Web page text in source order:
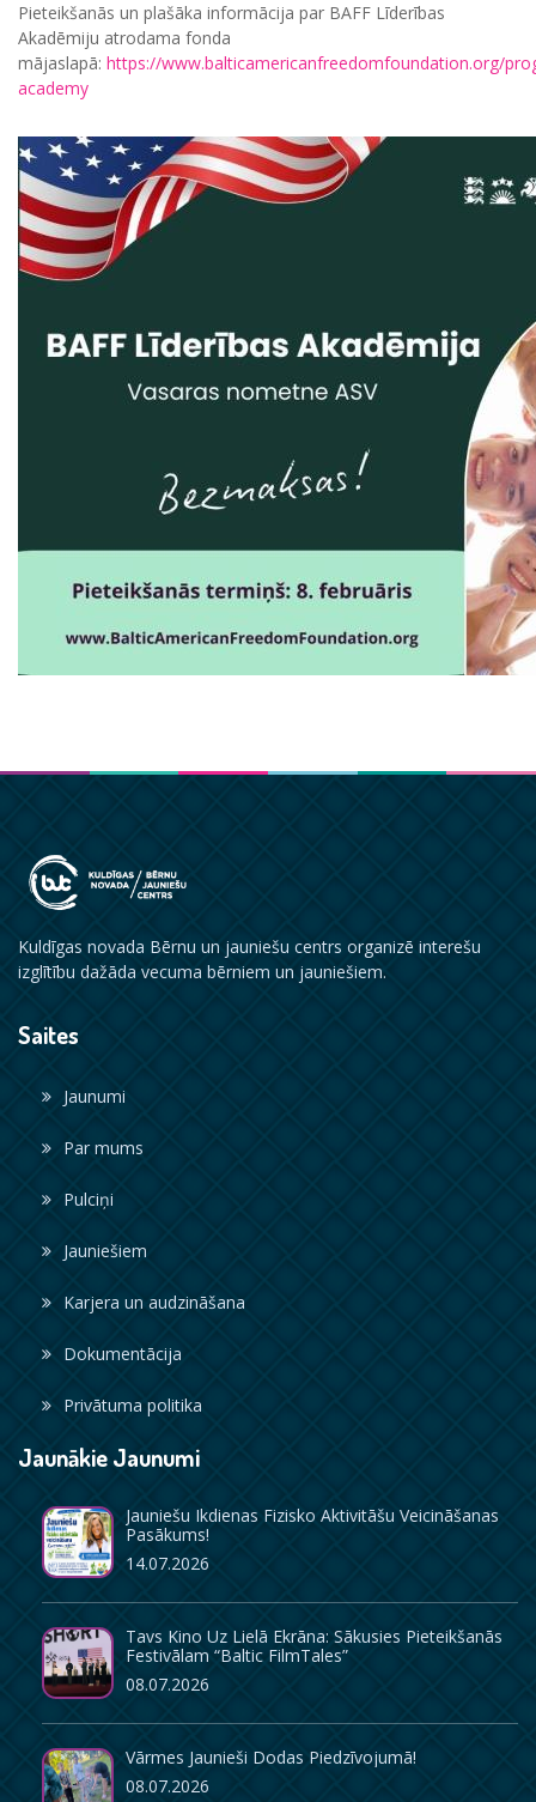
Pieteikšanās un plašāka informācija par BAFF Līderības
Akadēmiju atrodama fonda
mājaslapā: https://www.balticamericanfreedomfoundation.org/
academy
Kuldīgas novada Bērnu un jauniešu centrs organizē interešu
izglītību dažāda vecuma bērniem un jauniešiem.
Saites
Jaunumi
Par mums
Pulciņi
Jauniešiem
Karjera un audzināšana
Dokumentācija
Privātuma politika
Jaunākie Jaunumi
Jauniešu Ikdienas Fizisko Aktivitāšu Veicināšanas
Pasākums!
14.07.2026
Tavs Kino Uz Lielā Ekrāna: Sākusies Pieteikšanās
Festivālam “Baltic FilmTales”
08.07.2026
Vārmes Jaunieši Dodas Piedzīvojumā!
08.07.2026